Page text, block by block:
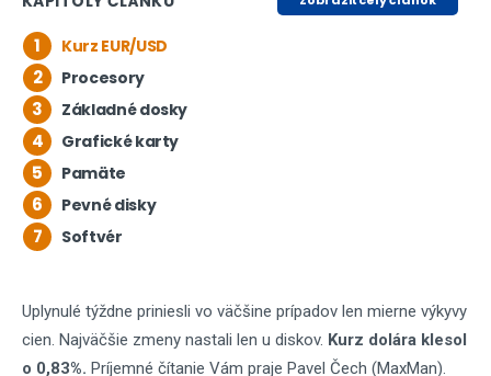
1 Kurz EUR/USD
2 Procesory
3 Základné dosky
4 Grafické karty
5 Pamäte
6 Pevné disky
7 Softvér
Uplynulé týždne priniesli vo väčšine prípadov len mierne výkyvy
cien. Najväčšie zmeny nastali len u diskov. Kurz dolára klesol
o 0,83%. Príjemné čítanie Vám praje Pavel Čech (MaxMan).